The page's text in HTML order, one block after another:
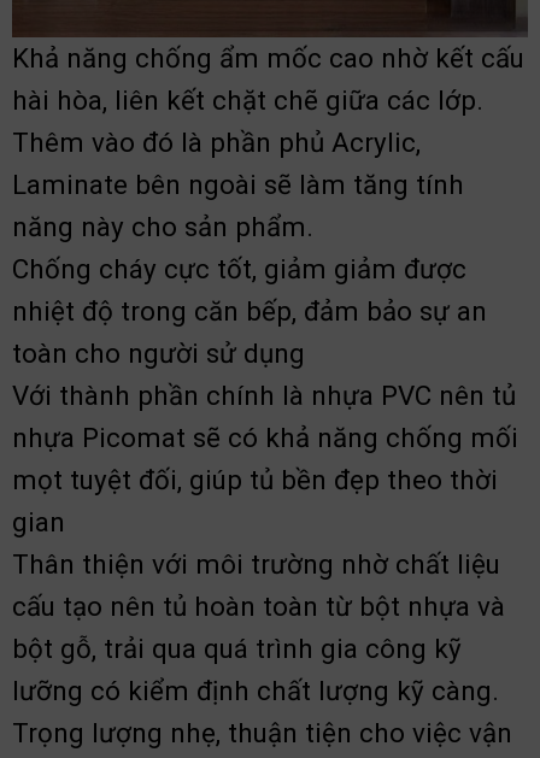
Khả năng chống ẩm mốc cao nhờ kết cấu
hài hòa, liên kết chặt chẽ giữa các lớp.
Thêm vào đó là phần phủ Acrylic,
Laminate bên ngoài sẽ làm tăng tính
năng này cho sản phẩm.
Chống cháy cực tốt, giảm giảm được
nhiệt độ trong căn bếp, đảm bảo sự an
toàn cho người sử dụng
Với thành phần chính là nhựa PVC nên tủ
nhựa Picomat sẽ có khả năng chống mối
mọt tuyệt đối, giúp tủ bền đẹp theo thời
gian
Thân thiện với môi trường nhờ chất liệu
cấu tạo nên tủ hoàn toàn từ bột nhựa và
bột gỗ, trải qua quá trình gia công kỹ
lưỡng có kiểm định chất lượng kỹ càng.
Trọng lượng nhẹ, thuận tiện cho việc vận